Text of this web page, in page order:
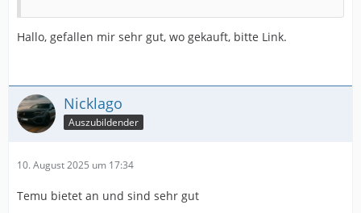
Hallo, gefallen mir sehr gut, wo gekauft, bitte Link.
Nicklago
Auszubildender
10. August 2025 um 17:34
Temu bietet an und sind sehr gut